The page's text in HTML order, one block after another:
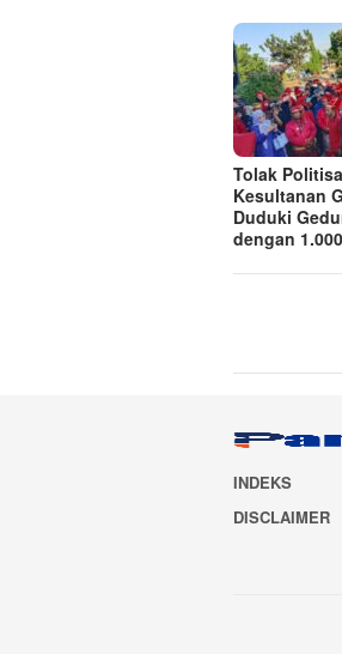
Tolak
Kesultanan
Duduki
dengan
INDEKS
DISCLAIMER